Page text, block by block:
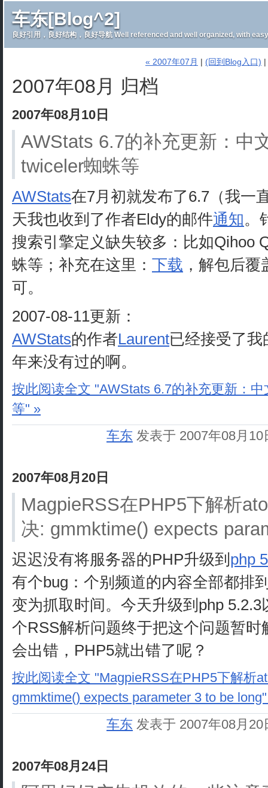
车东[Blog^2]
良好引用，良好结构，良好导航 Well referenced and well organized, with
« 2007年07月 | (回到Blog入口) |
2007年08月 归档
2007年08月10日
AWStats 6.7的补充更新：中
twiceler蜘蛛等
AWStats在7月初就发布了6.7（我一
天我也收到了作者Eldy的邮件通知。
搜索引擎定义缺失较多：比如Qihoo
蛛等；补充在这里： 下载 ，解包后
可。
2007-08-11更新：
AWStats的作者Laurent已经接受了
年来没有过的啊。
按此阅读全文 "AWStats 6.7的补充更新：
等" »
车东 发表于 2007年08月
2007年08月20日
MagpieRSS在PHP5下解析
决: gmmktime() expects
迟迟没有将服务器的PHP升级到 php 5
有个bug：个别频道的内容全部都排
变为抓取时间。今天升级到php
个RSS解析问题终于把这个问题暂
会出错，PHP5就出错了呢？
按此阅读全文 "MagpieRSS在PHP5下解析
gmmktime() expects parameter 3 to be
车东 发表于 2007年08月
2007年08月24日